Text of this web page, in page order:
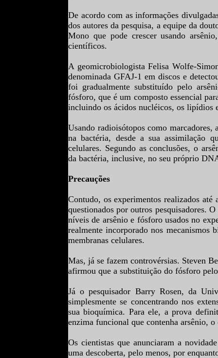
De acordo com as informações
dos autores da pesquisa, a equipe da
Mono que pode crescer usando
científicos.
A geomicrobiologista Felisa Wolfe-
denominada GFAJ-1 em discos e
foi gradualmente substituído pelo
fósforo, que é um composto essencial
incluindo os ácidos nucléicos, os lipídios
Usando radioisótopos como
na bactéria, desde a sua assimilação
celulares. Segundo as conclusões, o
da bactéria, inclusive, no seu próprio
Precauções
Contudo, os experimentos realizados
questionados por outros pesquisadores.
níveis de arsênio e fósforo usados no
realmente incorporado nos
membranas celulares.
Mas, já se fazem controvérsias. Steven
afirmou que a substituição do fósforo
Já o pesquisador Barry Rosen, da
simplesmente se concentrando nos
sua bioquímica. Para ele, a prova
enzima funcional que contenha arsênio,
Os cientistas que anunciaram a
uma descoberta, pelo menos, por